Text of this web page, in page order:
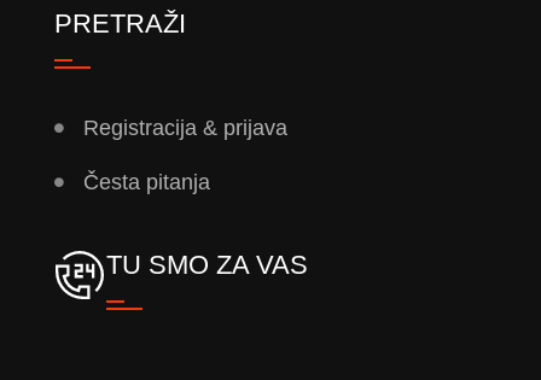
PRETRAŽI
Registracija & prijava
Česta pitanja
TU SMO ZA VAS